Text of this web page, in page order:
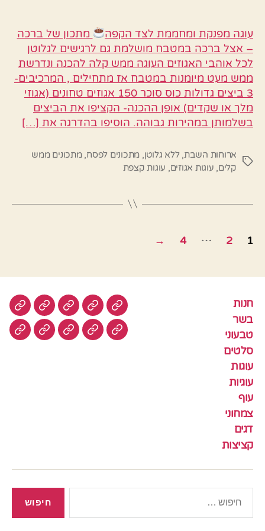
עוגה מפנקת ומחממת לצד הקפה
מתכון של ברכה
– אצל ברכה במטבח מושלמת גם לרגישים לגלוטן
לכל אוהבי האגוזים העוגה ממש קלה להכנה ונדרשת
ממש מעט מיומנות במטבח אז מתחילים , המרכיבים-
3 ביצים גדולות כוס סוכר 150 אגוזים טחונים (אגוזי
מלך או שקדים) אופן ההכנה- הקציפו את הביצים
בשלמותן במהירות גבוהה. הוסיפו בהדרגה את […]
תגיות
ארוחות השבת,ללא גלוטן, מתכונים לפסח,מתכונים ממש
קלים, עוגות אגוזים, עוגות קצפת
Posts
1
2
…
4
→
חנות
בשר
טבעוני
סלטים
עוגות
עוגיות
עוף
צמחוני
דגים
קציצות
חנות בשר טבעוניסלטים
עוגיותעוף צמחונידגים